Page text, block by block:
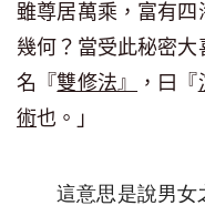
雖尊居萬乘，富有
幾何？當受此秘密
名『雙修法』 ，曰『
術也。」
這意思是說男女